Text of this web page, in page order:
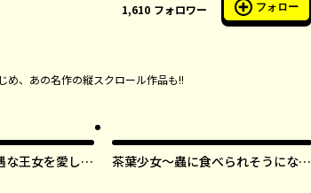
1,610 フォロワー フォロー
め、あの名作の縦スクロール作品も!!
な王女を愛しす
茶葉少女～蟲に食べられそうになっ